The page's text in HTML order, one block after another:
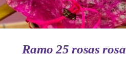
Ramo 25 rosas rosa